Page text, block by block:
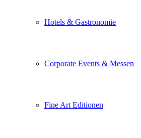
Hotels & Gastronomie
Corporate Events & Messen
Fine Art Editionen